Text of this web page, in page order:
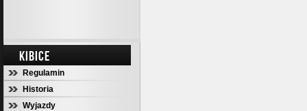
KIBICE
Regulamin
Historia
Wyjazdy